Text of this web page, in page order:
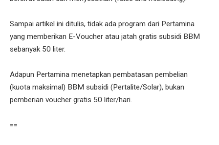
Sampai artikel ini ditulis, tidak ada program dari Pertamina
yang memberikan E-Voucher atau jatah gratis subsidi BBM
sebanyak 50 liter.
Adapun Pertamina menetapkan pembatasan pembelian
(kuota maksimal) BBM subsidi (Pertalite/Solar), bukan
pemberian voucher gratis 50 liter/hari.
==